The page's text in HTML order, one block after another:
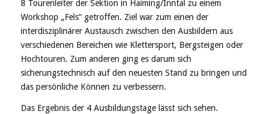
8 Tourenleiter der Sektion in Haiming/Inntal zu einem
Workshop „Fels“ getroffen. Ziel war zum einen der
interdisziplinärer Austausch zwischen den Ausbildern aus
verschiedenen Bereichen wie Klettersport, Bergsteigen oder
Hochtouren. Zum anderen ging es darum sich
sicherungstechnisch auf den neuesten Stand zu bringen und
das persönliche Können zu verbessern.
Das Ergebnis der 4 Ausbildungstage lässt sich sehen.